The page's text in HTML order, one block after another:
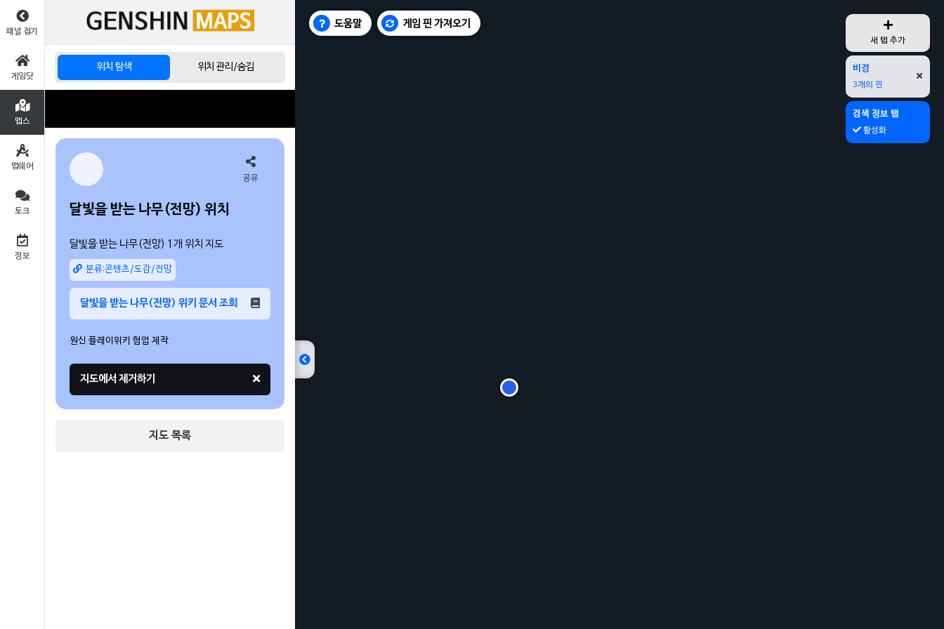
새 탭 추가
비경
3개의 핀
검색 정보 탭
활성화
도움말 게임 핀 가져오기
패널 접기
게임닷
맵스
맵쉐어
토크
정보
위치 탐색 위치 관리/숨김
공유
달빛을 받는 나무(전망) 위치
분류:콘텐츠/도감/전망
달빛을 받는 나무(전망) 위키 문서 조회
원신 플레이위키 협업 제작
지도 목록